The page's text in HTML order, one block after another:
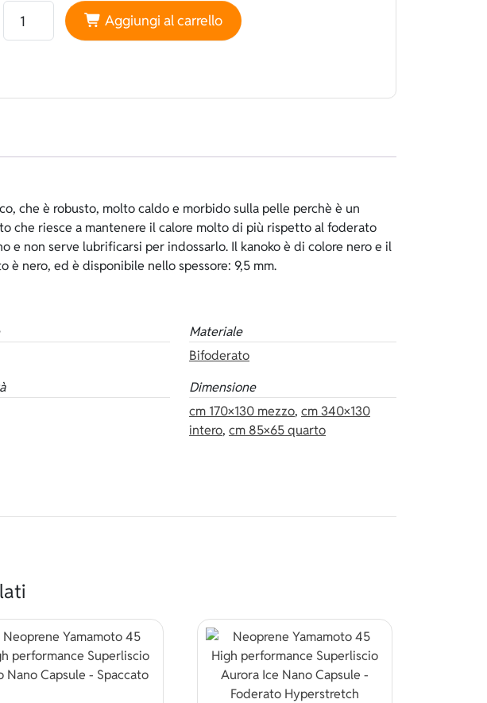
Neoprene Nam Liong Kanoko Nero - Foderato Pile Termico Nero quantità
Aggiungi al carrello
è nero, ed è disponibile nello spessore: 9,5 mm.
Materiale
Bifoderato
Dimensione
cm 170×130 mezzo, cm 340×130
intero, cm 85×65 quarto